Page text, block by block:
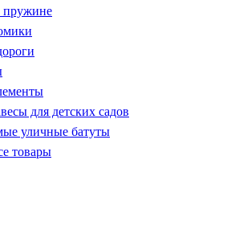
пружине
для детских садов
уличные батуты
товары